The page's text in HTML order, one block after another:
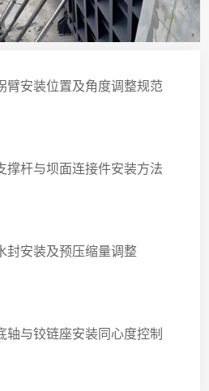
臂安装位置及角度调整规范
撑杆与坝面连接件安装方法
封安装及预压缩量调整
轴与铰链座安装同心度控制